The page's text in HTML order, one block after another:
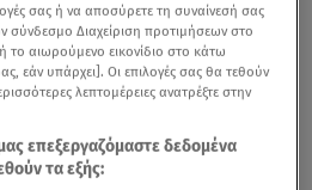
σας ή να αποσύρετε τη συναίνεσή σας
σύνδεσμο Διαχείριση προτιμήσεων στο
το αιωρούμενο εικονίδιο στο κάτω
εάν υπάρχει]. Οι επιλογές σας θα τεθούν
λεπτομέρειες ανατρέξτε στην
επεξεργαζόμαστε δεδομένα
τα εξής: